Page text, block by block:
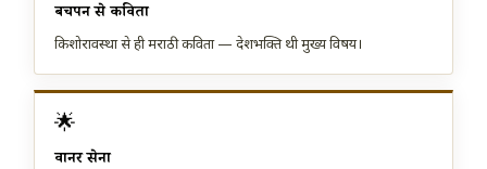
बचपन से कविता
किशोरावस्था से ही मराठी कविता — देशभक्ति थी मुख्य विषय।
🌟
वानर सेना